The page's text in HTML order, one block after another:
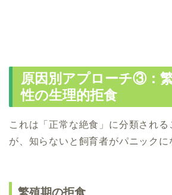
原因別アプローチ③：
性の生理的拒食
これは「正常な絶食」に分類される
が、知らないと飼育者がパニックに
繁殖期の拒食